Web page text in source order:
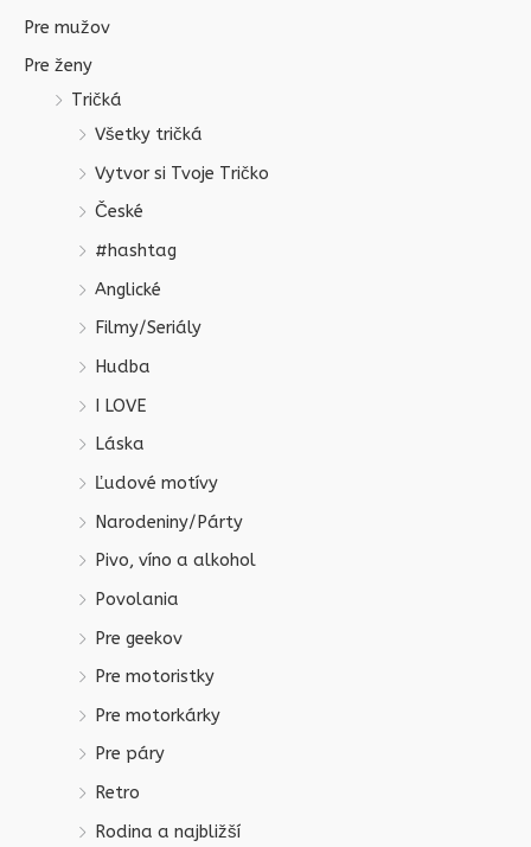
Pre mužov
Pre ženy
Tričká
Všetky tričká
Vytvor si Tvoje Tričko
České
#hashtag
Anglické
Filmy/Seriály
Hudba
I LOVE
Láska
Ľudové motívy
Narodeniny/Párty
Pivo, víno a alkohol
Povolania
Pre geekov
Pre motoristky
Pre motorkárky
Pre páry
Retro
Rodina a najbližší